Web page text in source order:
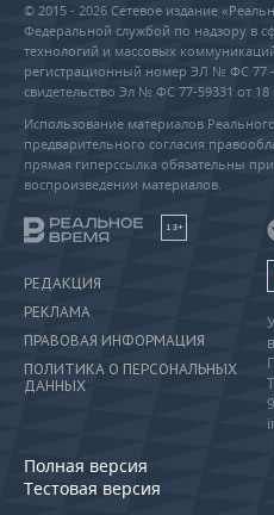
© 2015 - 2026 Сетевое издание
Федеральной службой по надзору в
технологий и массовых
регистрационный номер ЭЛ № ФС 77 -
свидетельство Эл № ФС 77-59331 от 18
Использование материалов
предварительного согласия
прямая гиперссылка обязательны
воспроизведении материалов.
18+
РЕДАКЦИЯ
РЕКЛАМА
ПРАВОВАЯ ИНФОРМАЦИЯ
ПОЛИТИКА О ПЕРСОНАЛЬНЫХ
ДАННЫХ
Полная версия
Тестовая версия